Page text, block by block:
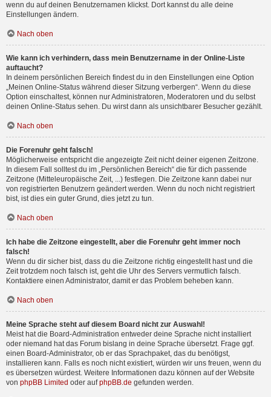
wenn du auf deinen Benutzernamen klickst. Dort kannst du alle deine
Einstellungen ändern.
Nach oben
Wie kann ich verhindern, dass mein Benutzername in der Online-Liste
auftaucht?
In deinem persönlichen Bereich findest du in den Einstellungen eine Option
„Meinen Online-Status während dieser Sitzung verbergen“. Wenn du diese
Option einschaltest, können nur Administratoren, Moderatoren und du selbst
deinen Online-Status sehen. Du wirst dann als unsichtbarer Besucher gezählt.
Nach oben
Die Forenuhr geht falsch!
Möglicherweise entspricht die angezeigte Zeit nicht deiner eigenen Zeitzone.
In diesem Fall solltest du im „Persönlichen Bereich“ die für dich passende
Zeitzone (Mitteleuropäische Zeit, ...) festlegen. Die Zeitzone kann dabei nur
von registrierten Benutzern geändert werden. Wenn du noch nicht registriert
bist, ist dies ein guter Grund, dies jetzt zu tun.
Nach oben
Ich habe die Zeitzone eingestellt, aber die Forenuhr geht immer noch
falsch!
Wenn du dir sicher bist, dass du die Zeitzone richtig eingestellt hast und die
Zeit trotzdem noch falsch ist, geht die Uhr des Servers vermutlich falsch.
Kontaktiere einen Administrator, damit er das Problem beheben kann.
Nach oben
Meine Sprache steht auf diesem Board nicht zur Auswahl!
Meist hat die Board-Administration entweder deine Sprache nicht installiert
oder niemand hat das Forum bislang in deine Sprache übersetzt. Frage ggf.
einen Board-Administrator, ob er das Sprachpaket, das du benötigst,
installieren kann. Falls es noch nicht existiert, würden wir uns freuen, wenn du
es übersetzen würdest. Weitere Informationen dazu können auf der Website
von phpBB Limited oder aufphpBB.de gefunden werden.